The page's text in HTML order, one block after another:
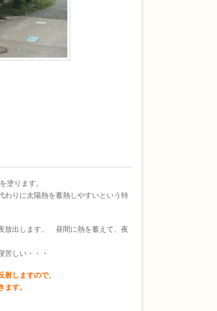
塗ります。
わりに太陽熱を蓄熱しやすいという特
放出します。 昼間に熱を蓄えて、夜
苦しい・・・
しますので、
す。